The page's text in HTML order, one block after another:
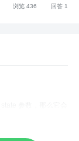
浏览 436 回答 1
) 值的文档None所
。多次调用该函数
当您使用它时__ini